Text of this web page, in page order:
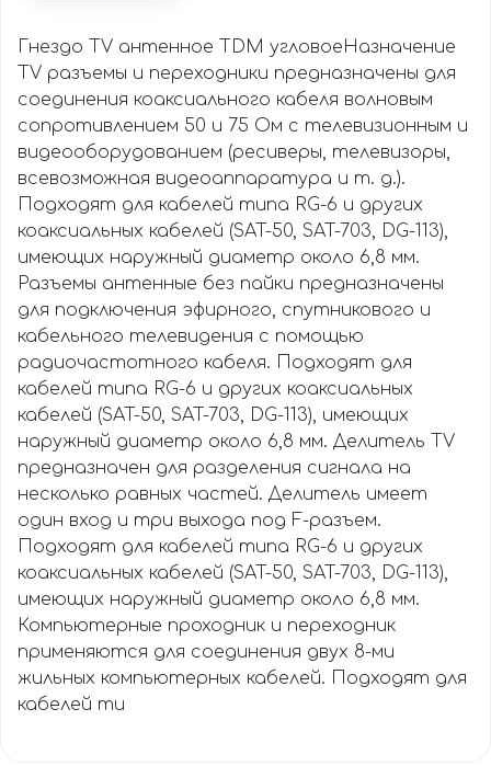
Гнездо TV антенное TDM угловоеНазначение
TV разъемы и переходники предназначены для
соединения коаксиального кабеля волновым
сопротивлением 50 и 75 Ом с телевизионным и
видеооборудованием (ресиверы, телевизоры,
всевозможная видеоаппаратура и т. д.).
Подходят для кабелей типа RG-6 и других
коаксиальных кабелей (SAT-50, SAT-703, DG-113),
имеющих наружный диаметр около 6,8 мм.
Разъемы антенные без пайки предназначены
для подключения эфирного, спутникового и
кабельного телевидения с помощью
радиочастотного кабеля. Подходят для
кабелей типа RG-6 и других коаксиальных
кабелей (SAT-50, SAT-703, DG-113), имеющих
наружный диаметр около 6,8 мм. Делитель TV
предназначен для разделения сигнала на
несколько равных частей. Делитель имеет
один вход и три выхода под F-разъем.
Подходят для кабелей типа RG-6 и других
коаксиальных кабелей (SAT-50, SAT-703, DG-113),
имеющих наружный диаметр около 6,8 мм.
Компьютерные проходник и переходник
применяются для соединения двух 8-ми
жильных компьютерных кабелей. Подходят для
кабелей ти